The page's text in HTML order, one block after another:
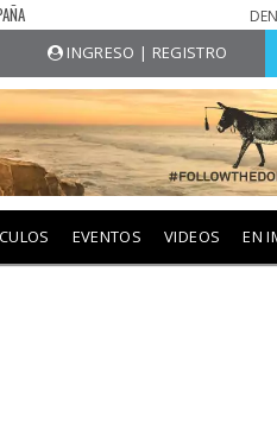
INGRESO | REGISTRO
EVENTOS VIDEOS EN